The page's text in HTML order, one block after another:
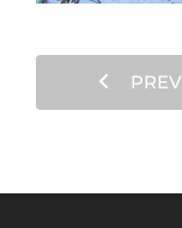
PREV